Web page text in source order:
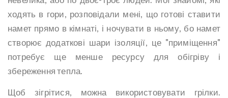
ходять в гори, розповідали мені, що готові ставити
намет прямо в кімнаті, і ночувати в ньому, бо намет
створює додаткові шари ізоляції, це "приміщення"
потребує ще менше ресурсу для обігріву і
збереження тепла.
Щоб зігрітися, можна використовувати грілки.